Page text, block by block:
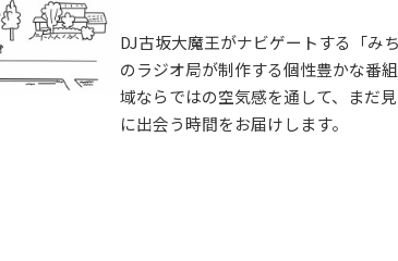
情報 POWER PLAYパワープレイ
G-SelectionG-Selection
STAY TUNED!STAY TUNED!バック
DJ古坂大魔王がナビゲートする「み
のラジオ局が制作する個性豊かな番
域ならではの空気感を通して、まだ
に出会う時間をお届けします。